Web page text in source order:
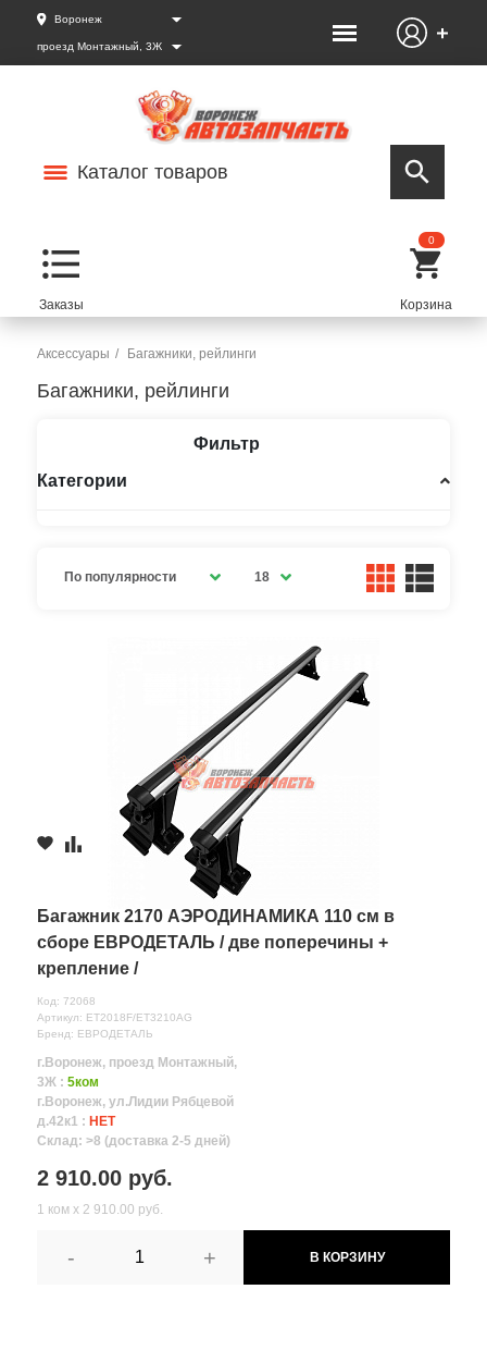
Воронеж
проезд Монтажный, 3Ж
Каталог товаров
0
Аксессуары Багажники, рейлинги
Багажники, рейлинги
Фильтр
Категории
По популярности 18
Багажник 2170 АЭРОДИНАМИКА 110 см в
сборе ЕВРОДЕТАЛЬ / две поперечины +
крепление /
Код: 72068
Артикул: ET2018F/ET3210AG
Бренд: ЕВРОДЕТАЛЬ
г.Воронеж, проезд Монтажный,
3Ж : 5ком
г.Воронеж, ул.Лидии Рябцевой
д.42к1 : НЕТ
Склад: >8 (доставка 2-5 дней)
2 910.00 руб.
1 ком х 2 910.00 руб.
- + В КОРЗИНУ